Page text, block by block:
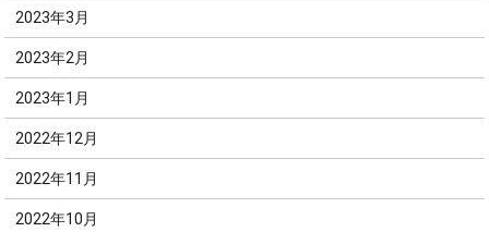
2023年3月
2023年2月
2023年1月
2022年12月
2022年11月
2022年10月